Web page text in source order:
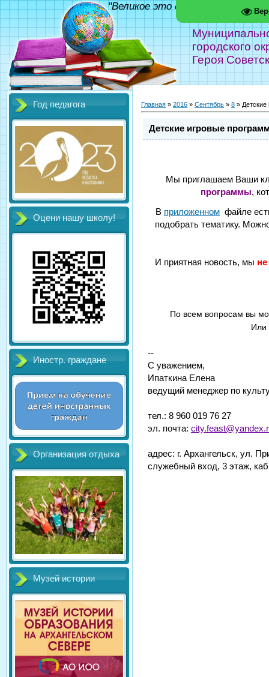
городского
Героя
"Великое это дело - школа!"
Год педагога
Оцени нашу школу!
Иностр. граждане
Организация отдыха
Музей истории
Главная » 2016 » Сентябрь » 8 »
Детские игровые
Мы приглашаем Ваши
программы,
В приложенном файле
подобрать тематику.
И приятная новость, мы
По всем вопросам вы
Или
--
С уважением,
Ипаткина Елена
ведущий менеджер по
тел.: 8 960 019 76 27
эл. почта:
адрес: г. Архангельск, ул.
служебный вход, 3 этаж,